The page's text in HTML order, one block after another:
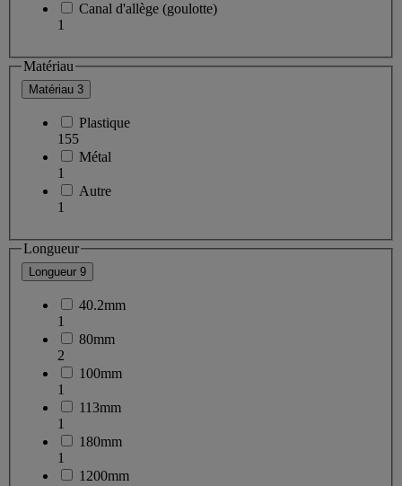
Canal d'allège (goulotte)
1
Matériau
Matériau 3
Plastique
155
Métal
1
Autre
1
Longueur
Longueur 9
40.2mm
1
80mm
2
100mm
1
113mm
1
180mm
1
1200mm